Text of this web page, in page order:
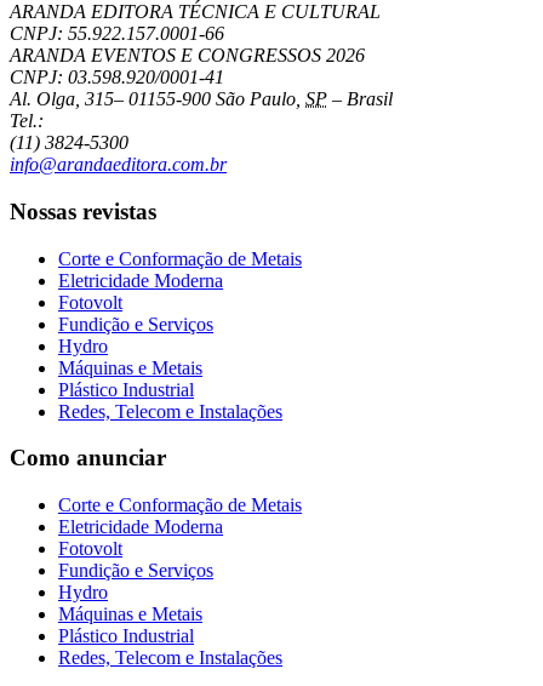
ARANDA EDITORA TÉCNICA E CULTURAL
CNPJ: 55.922.157.0001-66
ARANDA EVENTOS E CONGRESSOS 2026
CNPJ: 03.598.920/0001-41
Al. Olga, 315– 01155-900 São Paulo SP – Brasil
Tel.:
(11) 3824-5300
info@arandaeditora.com.br
Nossas revistas
Corte e Conformação de Metais
Eletricidade Moderna
Fotovolt
Fundição e Serviços
Hydro
Máquinas e Metais
Plástico Industrial
Redes, Telecom e Instalações
Como anunciar
Corte e Conformação de Metais
Eletricidade Moderna
Fotovolt
Fundição e Serviços
Hydro
Máquinas e Metais
Plástico Industrial
Redes, Telecom e Instalações